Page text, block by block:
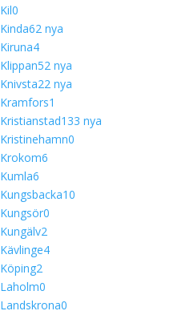
Kil0
Kinda62 nya
Kiruna4
Klippan52 nya
Knivsta22 nya
Kramfors1
Kristianstad133 nya
Kristinehamn0
Krokom6
Kumla6
Kungsbacka10
Kungsör0
Kungälv2
Kävlinge4
Köping2
Laholm0
Landskrona0